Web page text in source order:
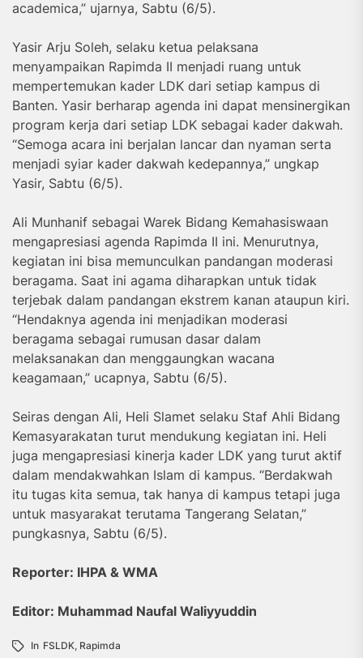
academica,” ujarnya, Sabtu (6/5).
Yasir Arju Soleh, selaku ketua pelaksana
menyampaikan Rapimda II menjadi ruang untuk
mempertemukan kader LDK dari setiap kampus di
Banten. Yasir berharap agenda ini dapat mensinergikan
program kerja dari setiap LDK sebagai kader dakwah.
“Semoga acara ini berjalan lancar dan nyaman serta
menjadi syiar kader dakwah kedepannya,” ungkap
Yasir, Sabtu (6/5).
Ali Munhanif sebagai Warek Bidang Kemahasiswaan
mengapresiasi agenda Rapimda II ini. Menurutnya,
kegiatan ini bisa memunculkan pandangan moderasi
beragama. Saat ini agama diharapkan untuk tidak
terjebak dalam pandangan ekstrem kanan ataupun kiri.
“Hendaknya agenda ini menjadikan moderasi
beragama sebagai rumusan dasar dalam
melaksanakan dan menggaungkan wacana
keagamaan,” ucapnya, Sabtu (6/5).
Seiras dengan Ali, Heli Slamet selaku Staf Ahli Bidang
Kemasyarakatan turut mendukung kegiatan ini. Heli
juga mengapresiasi kinerja kader LDK yang turut aktif
dalam mendakwahkan Islam di kampus. “Berdakwah
itu tugas kita semua, tak hanya di kampus tetapi juga
untuk masyarakat terutama Tangerang Selatan,”
pungkasnya, Sabtu (6/5).
Reporter: IHPA & WMA
Editor: Muhammad Naufal Waliyyuddin
In FSLDK, Rapimda